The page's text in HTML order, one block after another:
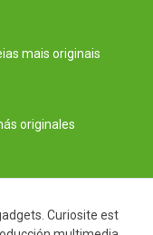
mais originais
originales
Curiosite est